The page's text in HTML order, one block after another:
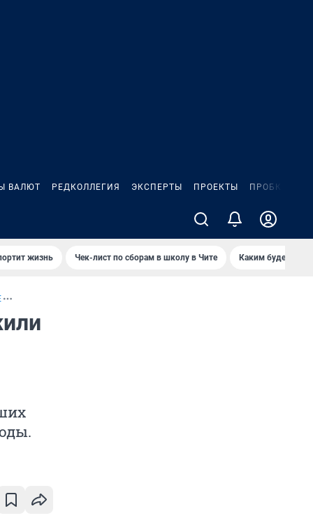
ВАЛЮТ РЕДКОЛЛЕГИЯ ЭКСПЕРТЫ ПРОЕКТЫ ПРОБКИ
жизнь Чек-лист по сборам в школу в Чите Каким будет